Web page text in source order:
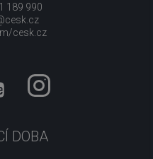
189 990
cesk.cz
DOBA